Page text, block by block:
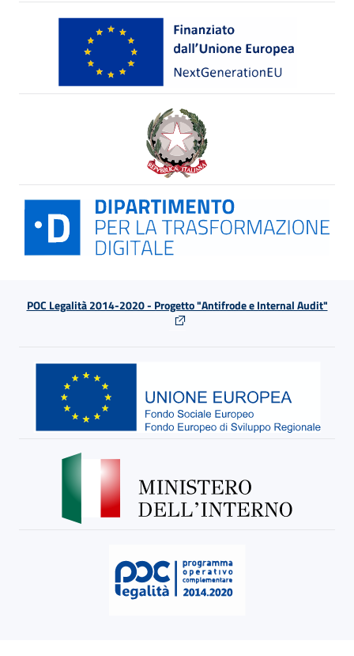
POC Legalità 2014-2020 - Progetto "Antifrode e Internal Audit"